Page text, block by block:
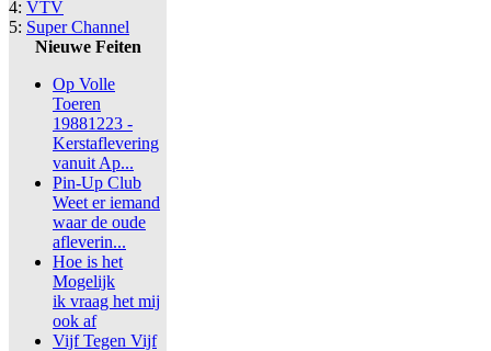
4: VTV
5: Super Channel
Nieuwe Feiten
Op Volle
Toeren
19881223 -
Kerstaflevering
vanuit Ap...
Pin-Up Club
Weet er iemand
waar de oude
afleverin...
Hoe is het
Mogelijk
ik vraag het mij
ook af
Vijf Tegen Vijf